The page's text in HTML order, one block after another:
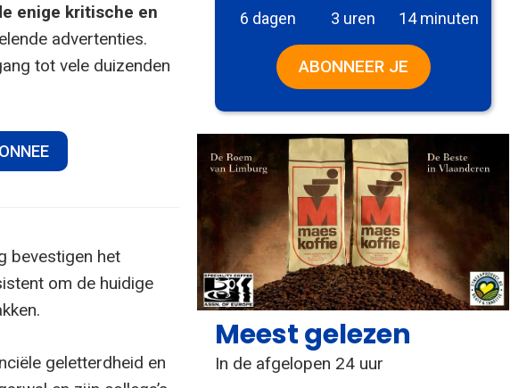
enige kritische en
advertenties.
tot vele duizenden
bevestigen het
om de huidige
geletterdheid en
6 dagen 3 uren 14 minuten
ABONNEER JE
Meest gelezen
In de afgelopen 24 uur